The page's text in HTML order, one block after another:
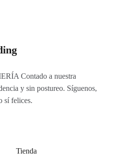
Contado a nuestra
y sin postureo. Síguenos,
sí felices.
Tienda